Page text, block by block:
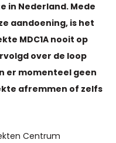
in Nederland. Mede
aandoening, is het
MDC1A nooit op
over de loop
er momenteel geen
afremmen of zelfs
Centrum